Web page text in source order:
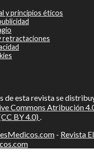
y principios éticos
retractaciones
de esta revista se
Commons Atribución
BY 4.0) .
- Revista